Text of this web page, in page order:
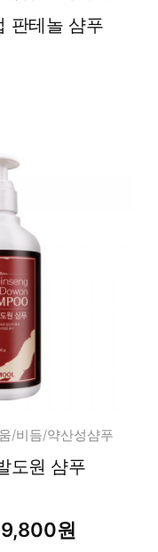
판테놀 샴푸
/비듬/약산성샴푸
도원 샴푸
원